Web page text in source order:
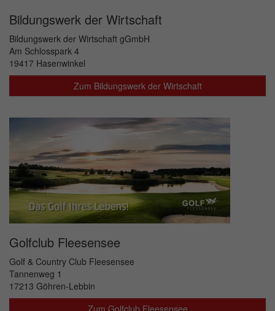
Bildungswerk der Wirtschaft
Bildungswerk der Wirtschaft gGmbH
Am Schlosspark 4
19417 Hasenwinkel
Zum Bildungswerk der Wirtschaft
Golfclub Fleesensee
Golf & Country Club Fleesensee
Tannenweg 1
17213 Göhren-Lebbin
Zum Golfclub Fleesensee